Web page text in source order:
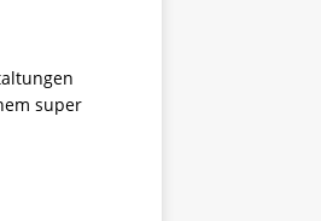
super